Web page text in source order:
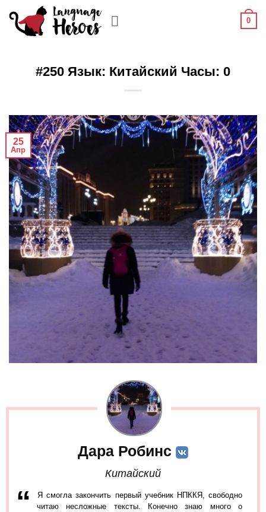
content
0
#250 Язык: Китайский Часы: 0
25
Апр
Дара Робинс
Китайский
Я смогла закончить первый учебник НПККЯ, свободно
читаю несложные тексты. Конечно знаю много о